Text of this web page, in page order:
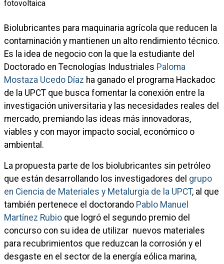
Biolubricantes para maquinaria agrícola que reducen la
contaminación y mantienen un alto rendimiento técnico.
Es la idea de negocio con la que la estudiante del
Doctorado en Tecnologías Industriales Paloma
Mostaza Ucedo Díaz ha ganado el programa Hackadoc
de la UPCT que busca fomentar la conexión entre la
investigación universitaria y las necesidades reales del
mercado, premiando las ideas más innovadoras,
viables y con mayor impacto social, económico o
ambiental.
La propuesta parte de los biolubricantes sin petróleo
que están desarrollando los investigadores del grupo
en Ciencia de Materiales y Metalurgia de la UPCT, al que
también pertenece el doctorando Pablo Manuel
Martínez Rubio que logró el segundo premio del
concurso con su idea de utilizar nuevos materiales
para recubrimientos que reduzcan la corrosión y el
desgaste en el sector de la energía eólica marina,